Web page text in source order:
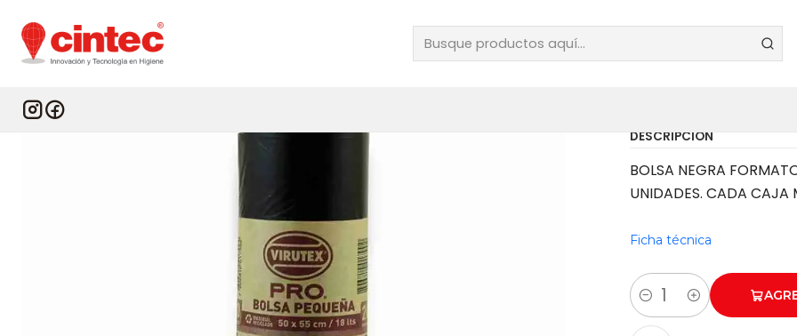
BOLSA
50 X 55
DESCRIPCIÓN
BOLSA NEGRA
UNIDADES. CADA CAJA
Ficha técnica
Cantidad